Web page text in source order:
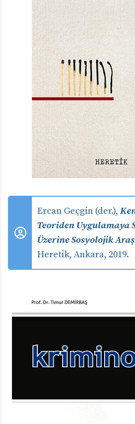
Ercan Geçgin (der.),
Teoriden Uygulamaya
Üzerine Sosyolojik
Heretik, Ankara, 2019.